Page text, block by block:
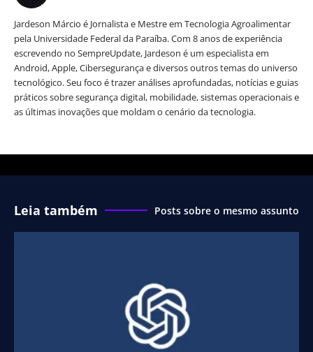
Jardeson Márcio é Jornalista e Mestre em Tecnologia Agroalimentar
pela Universidade Federal da Paraíba. Com 8 anos de experiência
escrevendo no SempreUpdate, Jardeson é um especialista em
Android, Apple, Cibersegurança e diversos outros temas do universo
tecnológico. Seu foco é trazer análises aprofundadas, notícias e guias
práticos sobre segurança digital, mobilidade, sistemas operacionais e
as últimas inovações que moldam o cenário da tecnologia.
Leia também Posts sobre o mesmo assunto